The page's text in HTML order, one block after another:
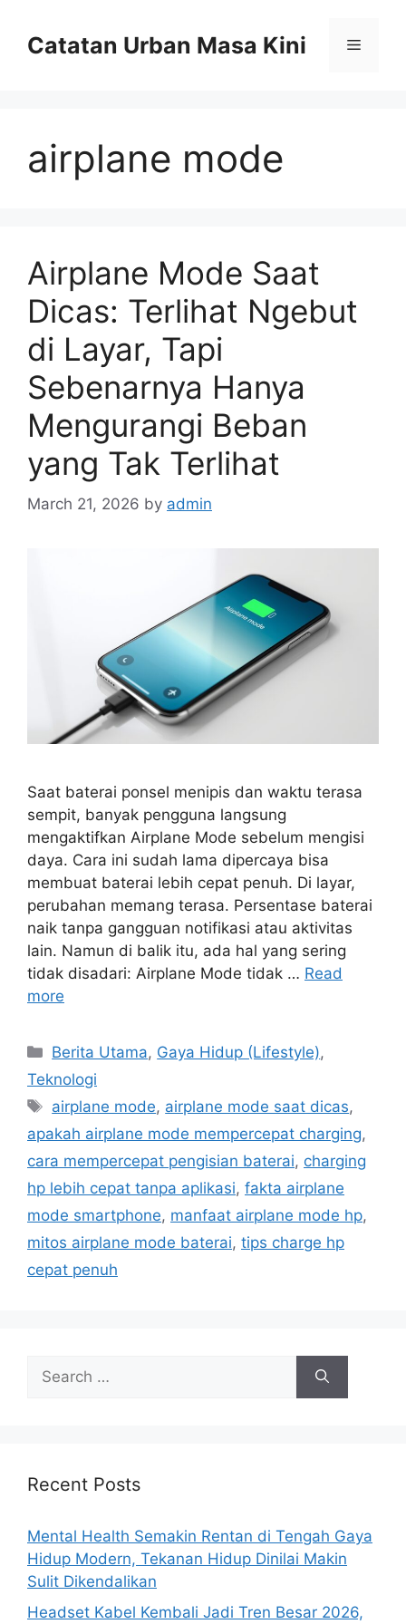
contentCatatan Urban Masa Kini Menu
airplane mode
Airplane Mode Saat
Dicas: Terlihat Ngebut
di Layar, Tapi
Sebenarnya Hanya
Mengurangi Beban
yang Tak Terlihat
March 21, 2026 by admin
Saat baterai ponsel menipis dan waktu terasa
sempit, banyak pengguna langsung
mengaktifkan Airplane Mode sebelum mengisi
daya. Cara ini sudah lama dipercaya bisa
membuat baterai lebih cepat penuh. Di layar,
perubahan memang terasa. Persentase baterai
naik tanpa gangguan notifikasi atau aktivitas
lain. Namun di balik itu, ada hal yang sering
tidak disadari: Airplane Mode tidak … Read
more
C
a
e
g
o
r
i
s
Berita Utama, Gaya Hidup (Lifestyle),
Teknologi
T
a
s
airplane mode, airplane mode saat dicas,
apakah airplane mode mempercepat charging,
cara mempercepat pengisian baterai, charging
hp lebih cepat tanpa aplikasi, fakta airplane
mode smartphone, manfaat airplane mode hp,
mitos airplane mode baterai, tips charge hp
cepat penuh
h
r
:
Recent Posts
Mental Health Semakin Rentan di Tengah Gaya
Hidup Modern, Tekanan Hidup Dinilai Makin
Sulit Dikendalikan
Headset Kabel Kembali Jadi Tren Besar 2026,